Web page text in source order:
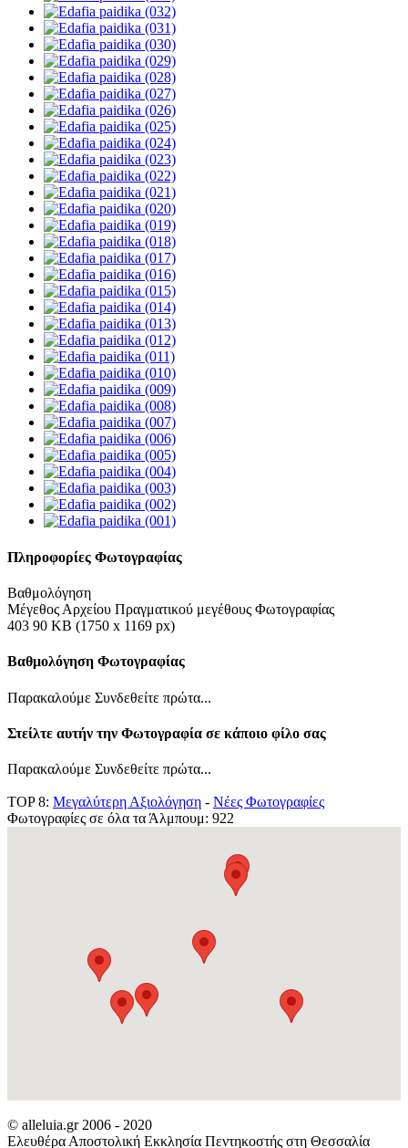
Πληροφορίες Φωτογραφίας
Βαθμολόγηση
Μέγεθος Αρχείου Πραγματικού μεγέθους Φωτογραφίας
403 90 KB (1750 x 1169 px)
Βαθμολόγηση Φωτογραφίας
Παρακαλούμε Συνδεθείτε πρώτα...
Στείλτε αυτήν την Φωτογραφία σε κάποιο φίλο σας
Παρακαλούμε Συνδεθείτε πρώτα...
TOP 8: Μεγαλύτερη Αξιολόγηση - Νέες Φωτογραφίες
Φωτογραφίες σε όλα τα Άλμπουμ: 922
© alleluia.gr 2006 - 2020
Ελευθέρα Αποστολική Εκκλησία Πεντηκοστής στη Θεσσαλία